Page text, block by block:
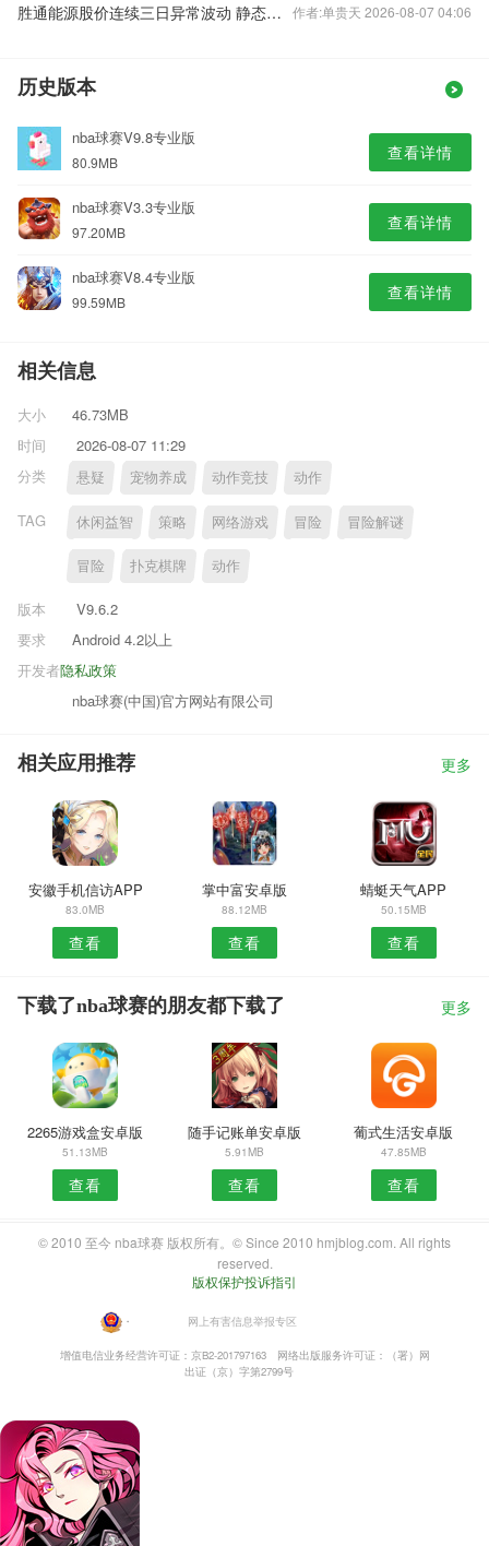
胜通能源股价连续三日异常波动 静态市盈率1046.89 作者:单贵天 2026-08-07 04:06
历史版本
nba球赛V9.8专业版
80.9MB 查看详情
nba球赛V3.3专业版
97.20MB 查看详情
nba球赛V8.4专业版
99.59MB 查看详情
相关信息
大小
46.73MB
时间
2026-08-07 11:29
分类
悬疑 宠物养成 动作竞技 动作
TAG 休闲益智 策略 网络游戏 冒险 冒险解谜
冒险 扑克棋牌 动作
版本
V9.6.2
要求
Android 4.2以上
隐私政策
开发者
nba球赛(中国)官方网站有限公司
相关应用推荐 更多
安徽手机信访APP
83.0MB
查看
掌中富安卓版
88.12MB
查看
蜻蜓天气APP
50.15MB
查看
下载了nba球赛的朋友都下载了 更多
2265游戏盒安卓版
51.13MB
查看
随手记账单安卓版
5.91MB
查看
葡式生活安卓版
47.85MB
查看
© 2010 至今 nba球赛 版权所有。© Since 2010 hmjblog.com. All rights
reserved.
版权保护投诉指引
・ 网上有害信息举报专区
增值电信业务经营许可证：京B2-201797163
网络出版服务许可证：（署）网
出证（京）字第2799号